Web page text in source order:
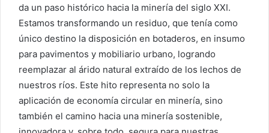
da un paso histórico hacia la minería del siglo XXI.
Estamos transformando un residuo, que tenía como
único destino la disposición en botaderos, en insumo
para pavimentos y mobiliario urbano, logrando
reemplazar al árido natural extraído de los lechos de
nuestros ríos. Este hito representa no solo la
aplicación de economía circular en minería, sino
también el camino hacia una minería sostenible,